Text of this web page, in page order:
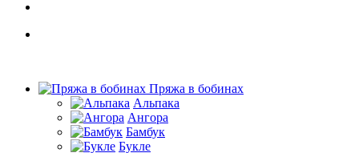
Пряжа в бобинах
Альпака
Ангора
Бамбук
Букле